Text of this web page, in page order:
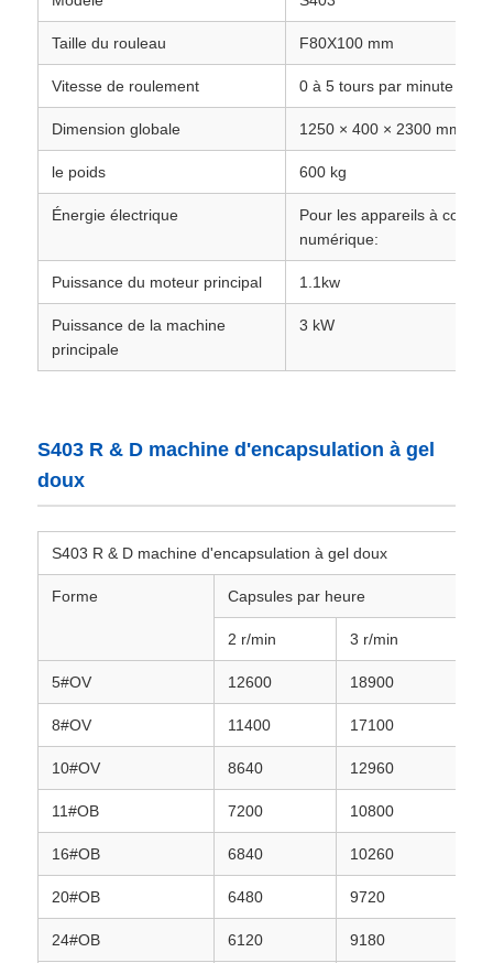
Taille du rouleau F80X100 mm
Vitesse de roulement 0 à 5 tours par minute
Dimension globale 1250 × 400 × 2300 mm
le poids 600 kg
Énergie électrique
Pour les appareils à
numérique:
Puissance du moteur principal 1.1kw
Puissance de la machine
principale
3 kW
S403 R & D machine d'encapsulation à gel
doux
S403 R & D machine d'encapsulation à gel doux
Forme Capsules par heure
2 r/min 3 r/min
5#OV 12600 18900
8#OV 11400 17100
10#OV 8640 12960
11#OB 7200 10800
16#OB 6840 10260
20#OB 6480 9720
24#OB 6120 9180